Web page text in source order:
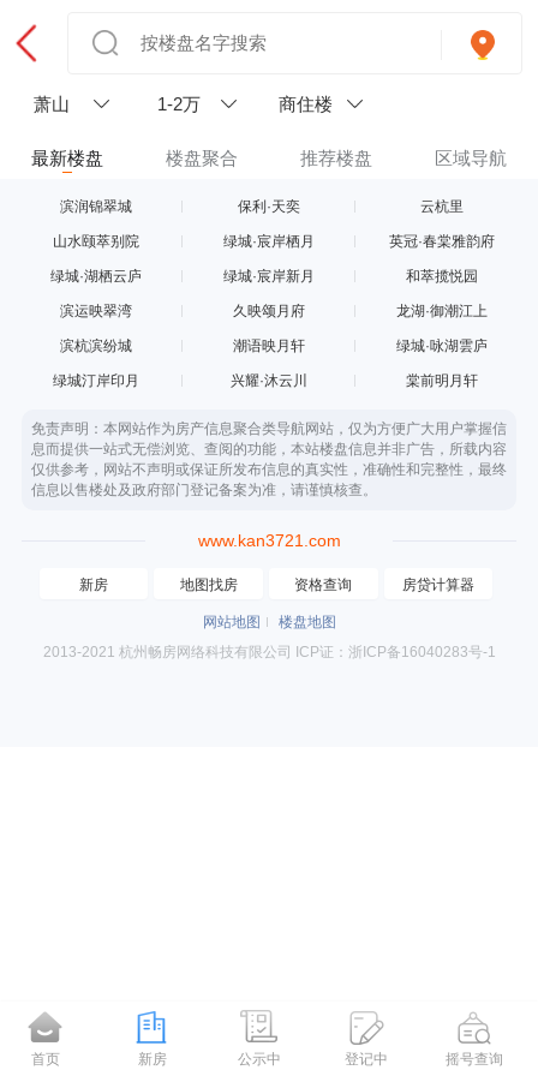
萧山 1-2万 商住楼
最新楼盘 楼盘聚合 推荐楼盘 区域导航
滨润锦翠城 保利·天奕 云杭里
山水颐萃别院 绿城·宸岸栖月 英冠·春棠雅韵府
绿城·湖栖云庐 绿城·宸岸新月 和萃揽悦园
滨运映翠湾 久映颂月府 龙湖·御潮江上
滨杭滨纷城 潮语映月轩 绿城·咏湖雲庐
绿城汀岸印月 兴耀·沐云川 棠前明月轩
免责声明：本网站作为房产信息聚合类导航网站，仅为方便广大用户掌握信
息而提供一站式无偿浏览、查阅的功能，本站楼盘信息并非广告，所载内容
仅供参考，网站不声明或保证所发布信息的真实性，准确性和完整性，最终
信息以售楼处及政府部门登记备案为准，请谨慎核查。
www.kan3721.com
新房 地图找房 资格查询 房贷计算器
网站地图
楼盘地图
2013-2021 杭州畅房网络科技有限公司 ICP证：浙ICP备16040283号-1
首页 新房 公示中 登记中 摇号查询